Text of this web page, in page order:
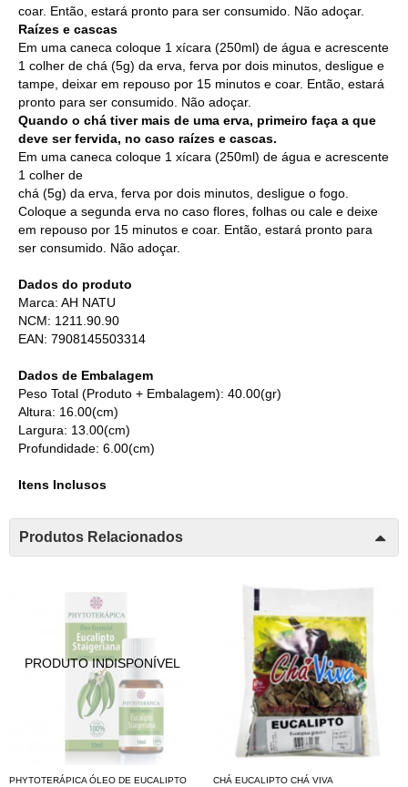
coar. Então, estará pronto para ser consumido. Não adoçar.
Raízes e cascas
Em uma caneca coloque 1 xícara (250ml) de água e acrescente
1 colher de chá (5g) da erva, ferva por dois minutos, desligue e
tampe, deixar em repouso por 15 minutos e coar. Então, estará
pronto para ser consumido. Não adoçar.
Quando o chá tiver mais de uma erva, primeiro faça a que
deve ser fervida, no caso raízes e cascas.
Em uma caneca coloque 1 xícara (250ml) de água e acrescente
1 colher de
chá (5g) da erva, ferva por dois minutos, desligue o fogo.
Coloque a segunda erva no caso flores, folhas ou cale e deixe
em repouso por 15 minutos e coar. Então, estará pronto para
ser consumido. Não adoçar.
Dados do produto
Marca: AH NATU
NCM: 1211.90.90
EAN: 7908145503314
Dados de Embalagem
Peso Total (Produto + Embalagem): 40.00(gr)
Altura: 16.00(cm)
Largura: 13.00(cm)
Profundidade: 6.00(cm)
Itens Inclusos
Produtos Relacionados
PHYTOTERÁPICA ÓLEO DE EUCALIPTO
CHÁ EUCALIPTO CHÁ VIVA